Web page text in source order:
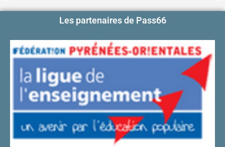
Les partenaires de Pass66